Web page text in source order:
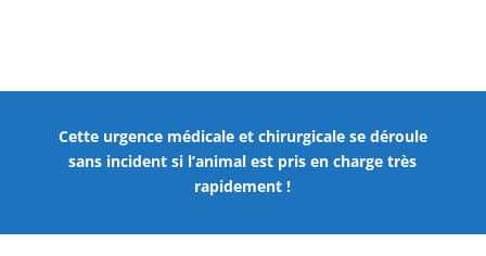
Cette urgence médicale et chirurgicale se déroule
sans incident si l’animal est pris en charge très
rapidement !